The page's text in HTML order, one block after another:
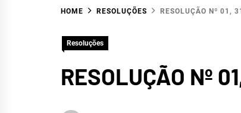
HOME RESOLUÇÕES RESOLUÇÃO Nº 01,
Resoluções
RESOLUÇÃO Nº